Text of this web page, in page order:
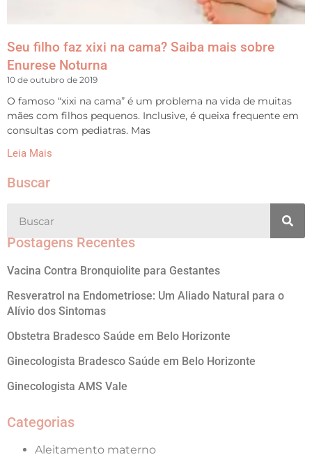
Seu filho faz xixi na cama? Saiba mais sobre
Enurese Noturna
10 de outubro de 2019
O famoso “xixi na cama” é um problema na vida de muitas
mães com filhos pequenos. Inclusive, é queixa frequente em
consultas com pediatras. Mas
Leia Mais
Buscar
Postagens Recentes
Vacina Contra Bronquiolite para Gestantes
Resveratrol na Endometriose: Um Aliado Natural para o
Alívio dos Sintomas
Obstetra Bradesco Saúde em Belo Horizonte
Ginecologista Bradesco Saúde em Belo Horizonte
Ginecologista AMS Vale
Categorias
Aleitamento materno